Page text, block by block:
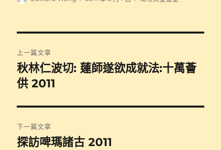
章
導
覽
上一篇文章
上
一
文
章:
秋林仁波切: 蓮師遂欲成就法:十萬薈
供 2011
下一篇文章
下
探訪啤瑪諸古 2011